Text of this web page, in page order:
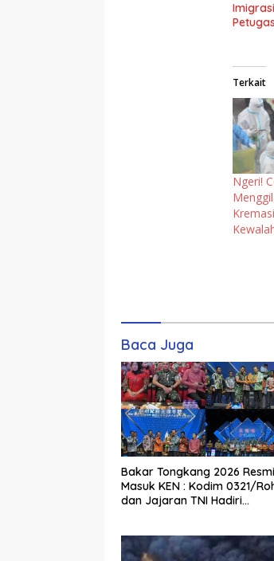
Terkait
Ngeri!
Komentar
Baca Juga
Bakar Tongkang 2026 Resmi
Masuk KEN : Kodim 0321/
dan Jajaran TNI Hadiri